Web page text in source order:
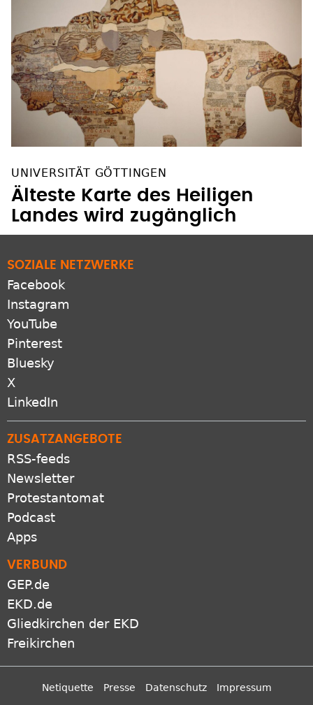
UNIVERSITÄT GÖTTINGEN
Älteste Karte des Heiligen
Landes wird zugänglich
SOZIALE NETZWERKE
Facebook
Instagram
YouTube
Pinterest
Bluesky
X
LinkedIn
ZUSATZANGEBOTE
RSS-feeds
Newsletter
Protestantomat
Podcast
Apps
VERBUND
GEP.de
EKD.de
Gliedkirchen der EKD
Freikirchen
Netiquette Presse Datenschutz Impressum